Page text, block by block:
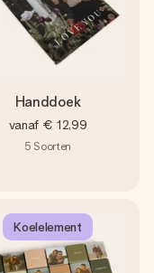
Handdoek
vanaf € 12,99
5 Soorten
Koelelement